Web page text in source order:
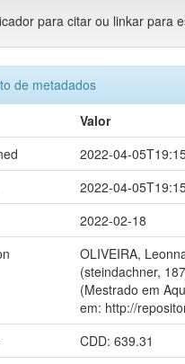
para citar ou linkar para
de metadados
Valor
2022-04-
2022-04-
2022-02-18
OLIVEIRA,
(steindachner,
(Mestrado em
em: http://
CDD: 639.31